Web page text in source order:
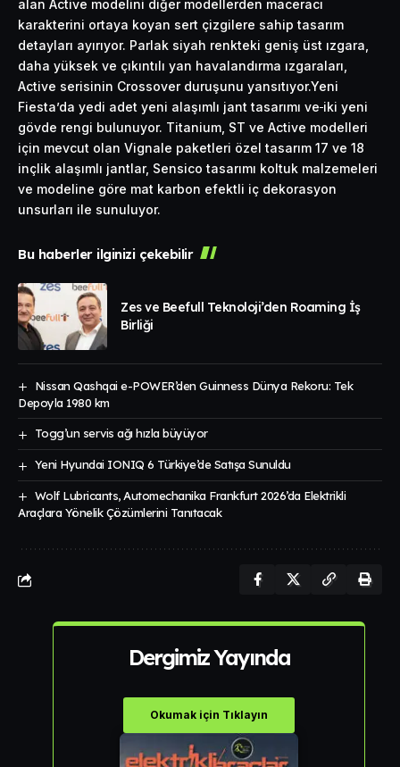
alan Active modelini diğer modellerden maceracı
karakterini ortaya koyan sert çizgilere sahip tasarım
detayları ayırıyor. Parlak siyah renkteki geniş üst ızgara,
daha yüksek ve çıkıntılı yan havalandırma ızgaraları,
Active serisinin Crossover duruşunu yansıtıyor.Yeni
Fiesta’da yedi adet yeni alaşımlı jant tasarımı ve iki yeni
gövde rengi bulunuyor. Titanium, ST ve Active modelleri
için mevcut olan Vignale paketleri özel tasarım 17 ve 18
inçlik alaşımlı jantlar, Sensico tasarımı koltuk malzemeleri
ve modeline göre mat karbon efektli iç dekorasyon
unsurları ile sunuluyor.
Bu haberler ilginizi çekebilir
Zes ve Beefull Teknoloji’den Roaming İş
Birliği
Nissan Qashqai e-POWER’den Guinness Dünya Rekoru: Tek
Depoyla 1980 km
Togg’un servis ağı hızla büyüyor
Yeni Hyundai IONIQ 6 Türkiye’de Satışa Sunuldu
Wolf Lubricants, Automechanika Frankfurt 2026’da Elektrikli
Araçlara Yönelik Çözümlerini Tanıtacak
Dergimiz Yayında
Okumak için Tıklayın